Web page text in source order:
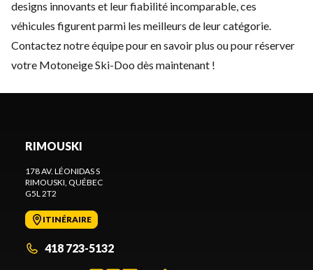
designs innovants et leur fiabilité incomparable, ces
véhicules figurent parmi les meilleurs de leur catégorie.
Contactez notre équipepour en savoir plus ou pour réserver
votre Motoneige Ski-Doo dès maintenant !
RIMOUSKI
178 AV. LÉONIDAS S
RIMOUSKI, QUÉBEC
G5L 2T2
ITINÉRAIRE
418 723-5132